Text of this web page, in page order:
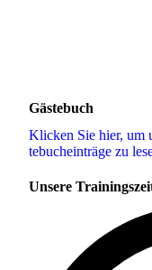
Gästebuch
Klicken Sie hier, um
te­buch­ein­trä­ge zu
Unsere